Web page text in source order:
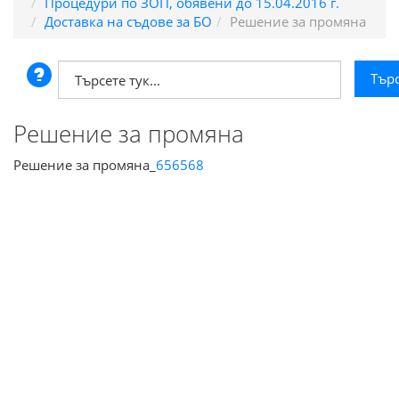
Доставка на съдове за БО
Решение за промяна
Решение за промяна
Решение за промяна_ 656568